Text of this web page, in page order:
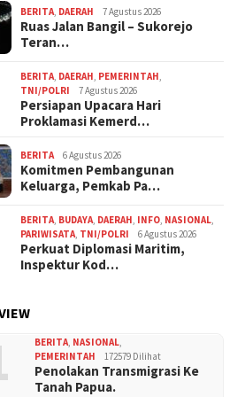
BERITA, DAERAH 7 Agustus 2026
Ruas Jalan Bangil – Sukorejo
Teran…
BERITA, DAERAH, PEMERINTAH,
TNI/POLRI
7 Agustus 2026
Persiapan Upacara Hari
Proklamasi Kemerd…
BERITA 6 Agustus 2026
Komitmen Pembangunan
Keluarga, Pemkab Pa…
BERITA, BUDAYA, DAERAH, INFO, NASIONAL,
PARIWISATA, TNI/POLRI 6 Agustus 2026
Perkuat Diplomasi Maritim,
Inspektur Kod…
BERITA, NASIONAL,
PEMERINTAH
172579 Dilihat
Penolakan Transmigrasi Ke
Tanah Papua.